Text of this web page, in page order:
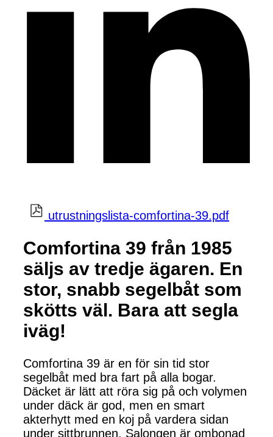
utrustningslista-comfortina-39.pdf
Comfortina 39 från 1985
säljs av tredje ägaren. En
stor, snabb segelbåt som
skötts väl. Bara att segla
iväg!
Comfortina 39 är en för sin tid stor
segelbåt med bra fart på alla bogar.
Däcket är lätt att röra sig på och volymen
under däck är god, men en smart
akterhytt med en koj på vardera sidan
under sittbrunnen. Salongen är ombonad